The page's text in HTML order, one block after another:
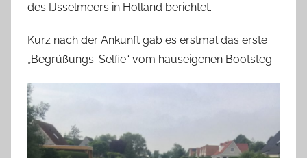
des IJsselmeers in Holland berichtet.
Kurz nach der Ankunft gab es erstmal das erste
„Begrüßungs-Selfie“ vom hauseigenen Bootsteg.